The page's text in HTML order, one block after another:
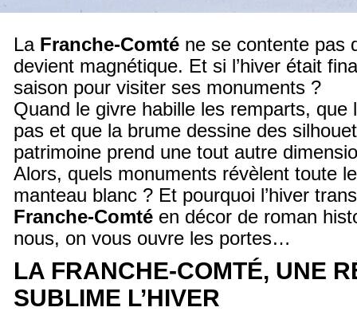
La Franche-Comté ne se contente pas
devient magnétique. Et si l’hiver était
saison pour visiter ses monuments ?
Quand le givre habille les remparts, que
pas et que la brume dessine des
patrimoine prend une tout autre
Alors, quels monuments révèlent toute
manteau blanc ? Et pourquoi l’hiver
Franche-Comté en décor de roman
nous, on vous ouvre les portes…
LA FRANCHE-COMTÉ, UNE
SUBLIME L’HIVER